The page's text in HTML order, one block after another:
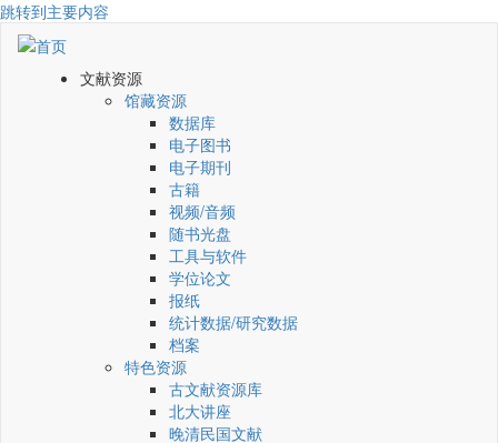
跳转到主要内容
文献资源
馆藏资源
数据库
电子图书
电子期刊
古籍
视频/音频
随书光盘
工具与软件
学位论文
报纸
统计数据/研究数据
档案
特色资源
古文献资源库
北大讲座
晚清民国文献